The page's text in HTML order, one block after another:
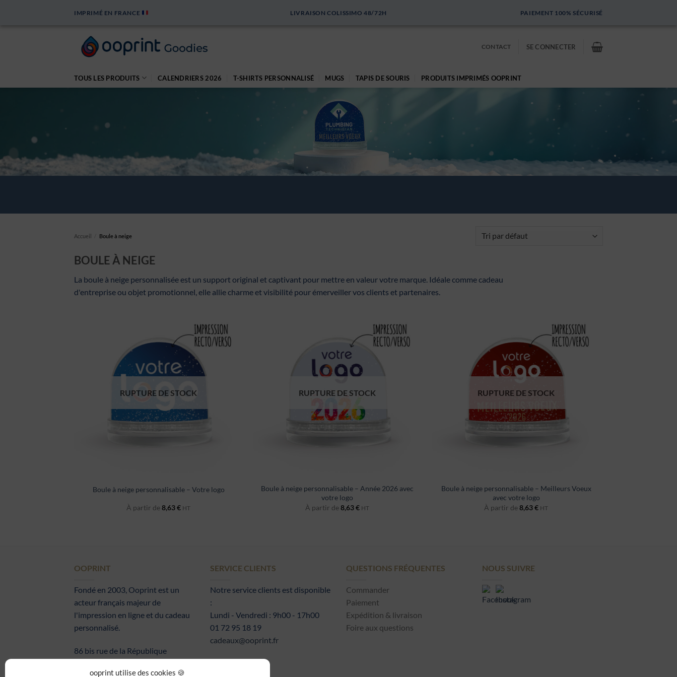
ooprint utilise des cookies 🍪
IMPRIMÉ EN FRANCE LIVRAISON COLISSIMO 48/72H PAIEMENT 100% SÉCURISÉ
CONTACT SE CONNECTER
TOUS LES PRODUITS CALENDRIERS 2026 T-SHIRTS PERSONNALISÉ MUGS TAPIS DE SOURIS PRODUITS IMPRIMÉS OOPRINT
Accueil Boule à neige
BOULE À NEIGE
La boule à neige personnalisée est un support original et captivant pour mettre en valeur votre marque. Idéale comme cadeau
d'entreprise ou objet promotionnel, elle allie charme et visibilité pour émerveiller vos clients et partenaires.
RUPTURE DE STOCK
Boule à neige personnalisable – Votre logo
À partir de8,63€ HT
RUPTURE DE STOCK
Boule à neige personnalisable – Année 2026 avec
votre logo
À partir de8,63€ HT
RUPTURE DE STOCK
Boule à neige personnalisable – Meilleurs Voeux
avec votre logo
À partir de8,63€ HT
OOPRINT
Fondé en 2003, Ooprint est un
acteur français majeur de
l'impression en ligne et du cadeau
personnalisé.
86 bis rue de la République
SERVICE CLIENTS
Notre service clients est disponible
:
Lundi - Vendredi : 9h00 - 17h00
01 72 95 18 19
cadeaux@ooprint.fr
QUESTIONS FRÉQUENTES
Commander
Paiement
Expédition & livraison
Foire aux questions
NOUS SUIVRE